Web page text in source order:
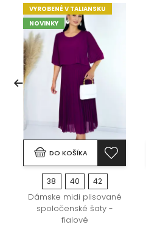
VYROBENÉ V TALIANSKU
NOVINKY
DO KOŠÍKA
38 40 42
Dámske midi plisované
spoločenské šaty -
fialové